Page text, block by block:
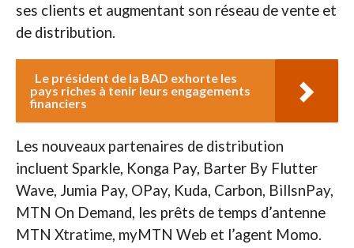
ses clients et augmentant son réseau de vente et
de distribution.
Le président de la BAD exhorte les
pays riches à tenir leurs engagements
financiers
Les nouveaux partenaires de distribution
incluent Sparkle, Konga Pay, Barter By Flutter
Wave, Jumia Pay, OPay, Kuda, Carbon, BillsnPay,
MTN On Demand, les prêts de temps d’antenne
MTN Xtratime, myMTN Web et l’agent Momo.